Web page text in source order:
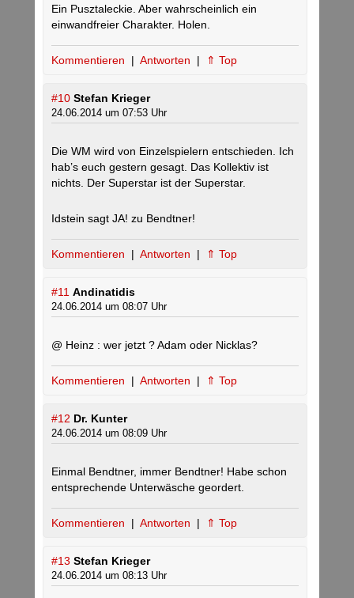
Ein Pusztaleckie. Aber wahrscheinlich ein
einwandfreier Charakter. Holen.
Kommentieren | Antworten | ⇑ Top
#10 Stefan Krieger
24.06.2014 um 07:53 Uhr
Die WM wird von Einzelspielern entschieden. Ich
hab’s euch gestern gesagt. Das Kollektiv ist
nichts. Der Superstar ist der Superstar.
Idstein sagt JA! zu Bendtner!
Kommentieren | Antworten | ⇑ Top
#11 Andinatidis
24.06.2014 um 08:07 Uhr
@ Heinz : wer jetzt ? Adam oder Nicklas?
Kommentieren | Antworten | ⇑ Top
#12 Dr. Kunter
24.06.2014 um 08:09 Uhr
Einmal Bendtner, immer Bendtner! Habe schon
entsprechende Unterwäsche geordert.
Kommentieren | Antworten | ⇑ Top
#13 Stefan Krieger
24.06.2014 um 08:13 Uhr